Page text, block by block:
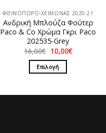
του
προϊόντος
ΦΘΙΝΟΠΩΡΟ-ΧΕΙΜΩΝΑΣ 2020-21
Ανδρική Μπλούζα Φούτερ
Paco & Co Χρώμα Γκρι Paco
202535-Grey
16,00€ Original
price
was:
16,00€.
10,00€Η
Επιλογή